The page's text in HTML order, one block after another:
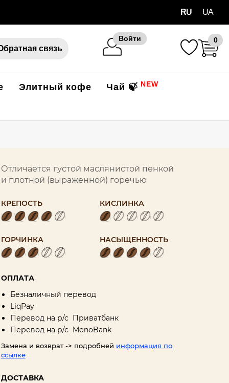
RU UA
связь
Войти 0
Элитный кофе Чай 🍃 NEW
Отличается густой маслянистой пенкой
и плотной (выраженной) горечью
КРЕПОСТЬ КИСЛИНКА
ГОРЧИНКА НАСЫЩЕННОСТЬ
ОПЛАТА
Безналичный перевод
LiqPay
Перевод на р/с Приватбанк
Перевод на р/с MonоBank
Замена и возврат -> подробней информация по
ссылке
ДОСТАВКА